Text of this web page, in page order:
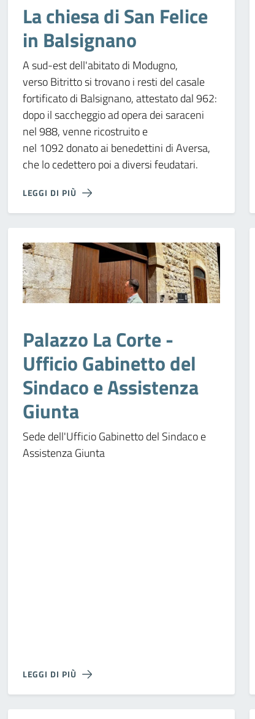
La chiesa di San Felice
in Balsignano
A sud-est dell'abitato di Modugno,
verso Bitritto si trovano i resti del casale
fortificato di Balsignano, attestato dal 962:
dopo il saccheggio ad opera dei saraceni
nel 988, venne ricostruito e
nel 1092 donato ai benedettini di Aversa,
che lo cedettero poi a diversi feudatari.
LEGGI DI PIÙ
Palazzo La Corte -
Ufficio Gabinetto del
Sindaco e Assistenza
Giunta
Sede dell'Ufficio Gabinetto del Sindaco e
Assistenza Giunta
LEGGI DI PIÙ